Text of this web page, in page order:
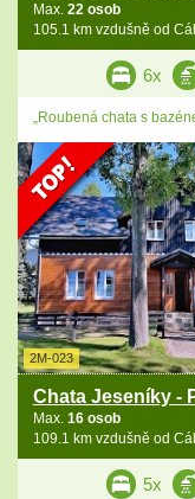
Max. 22 osob
105.1 km vzdušně od
6x
„Roubená chata s
2M-023
Chata Jeseníky -
Max. 16 osob
109.1 km vzdušně od
5x